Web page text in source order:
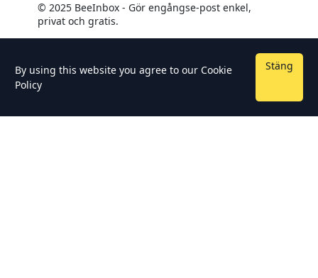
© 2025 BeeInbox - Gör engångse-post enkel,
privat och gratis.
By using this website you agree to our Cookie
Policy
Stäng